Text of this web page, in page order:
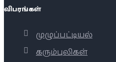
விபரங்கள்
முழுப்பட்டியல்
கரும்புலிகள்